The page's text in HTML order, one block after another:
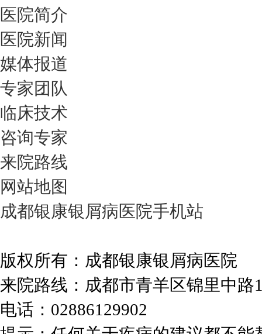
医院简介
医院新闻
媒体报道
专家团队
临床技术
咨询专家
来院路线
网站地图
成都银康银屑病医院手机站
版权所有：成都银康银屑病医院
来院路线：成都市青羊区锦里中
电话：02886129902